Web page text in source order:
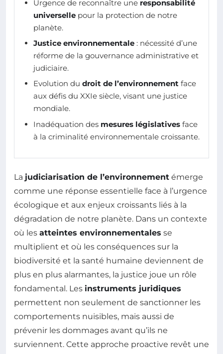
Urgence de reconnaître une responsabilité
universelle pour la protection de notre
planète.
Justice environnementale : nécessité d’une
réforme de la gouvernance administrative et
judiciaire.
Evolution du droit de l’environnement face
aux défis du XXIe siècle, visant une justice
mondiale.
Inadéquation des mesures législatives face
à la criminalité environnementale croissante.
La judiciarisation de l’environnement émerge
comme une réponse essentielle face à l’urgence
écologique et aux enjeux croissants liés à la
dégradation de notre planète. Dans un contexte
où les atteintes environnementales se
multiplient et où les conséquences sur la
biodiversité et la santé humaine deviennent de
plus en plus alarmantes, la justice joue un rôle
fondamental. Les instruments juridiques
permettent non seulement de sanctionner les
comportements nuisibles, mais aussi de
prévenir les dommages avant qu’ils ne
surviennent. Cette approche proactive revêt une